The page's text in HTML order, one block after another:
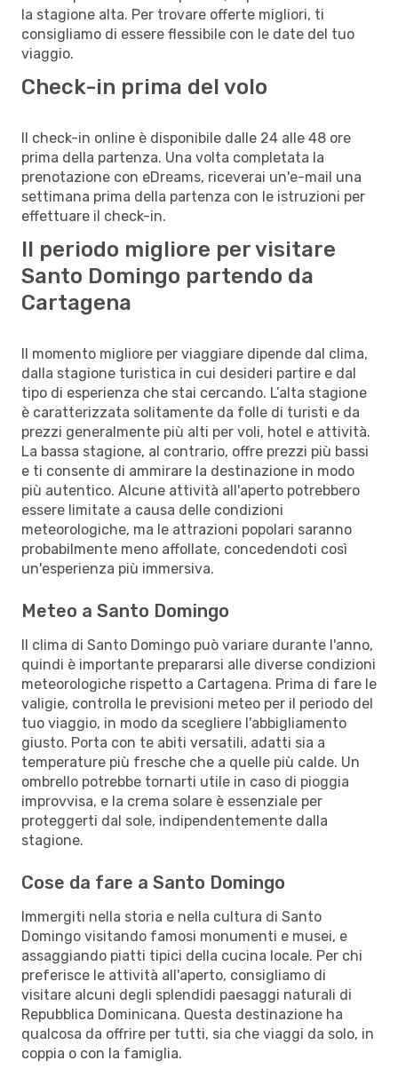
la stagione alta. Per trovare offerte migliori, ti
consigliamo di essere flessibile con le date del tuo
viaggio.
Check-in prima del volo
Il check-in online è disponibile dalle 24 alle 48 ore
prima della partenza. Una volta completata la
prenotazione con eDreams, riceverai un'e-mail una
settimana prima della partenza con le istruzioni per
effettuare il check-in.
Il periodo migliore per visitare
Santo Domingo partendo da
Cartagena
Il momento migliore per viaggiare dipende dal clima,
dalla stagione turistica in cui desideri partire e dal
tipo di esperienza che stai cercando. L’alta stagione
è caratterizzata solitamente da folle di turisti e da
prezzi generalmente più alti per voli, hotel e attività.
La bassa stagione, al contrario, offre prezzi più bassi
e ti consente di ammirare la destinazione in modo
più autentico. Alcune attività all'aperto potrebbero
essere limitate a causa delle condizioni
meteorologiche, ma le attrazioni popolari saranno
probabilmente meno affollate, concedendoti così
un'esperienza più immersiva.
Meteo a Santo Domingo
Il clima di Santo Domingo può variare durante l'anno,
quindi è importante prepararsi alle diverse condizioni
meteorologiche rispetto a Cartagena. Prima di fare le
valigie, controlla le previsioni meteo per il periodo del
tuo viaggio, in modo da scegliere l'abbigliamento
giusto. Porta con te abiti versatili, adatti sia a
temperature più fresche che a quelle più calde. Un
ombrello potrebbe tornarti utile in caso di pioggia
improvvisa, e la crema solare è essenziale per
proteggerti dal sole, indipendentemente dalla
stagione.
Cose da fare a Santo Domingo
Immergiti nella storia e nella cultura di Santo
Domingo visitando famosi monumenti e musei, e
assaggiando piatti tipici della cucina locale. Per chi
preferisce le attività all'aperto, consigliamo di
visitare alcuni degli splendidi paesaggi naturali di
Repubblica Dominicana. Questa destinazione ha
qualcosa da offrire per tutti, sia che viaggi da solo, in
coppia o con la famiglia.